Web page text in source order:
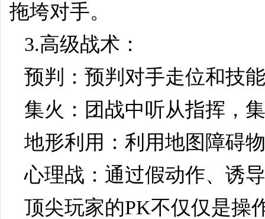
拖垮对手。
3.高级战术：
预判：预判对手走位和技
集火：团战中听从指挥，
地形利用：利用地图障碍
心理战：通过假动作、诱
顶尖玩家的PK不仅仅是操